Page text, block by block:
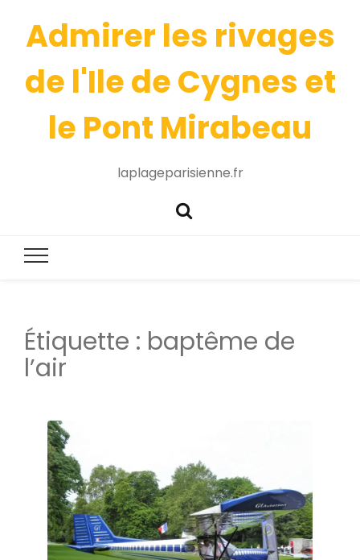
Admirer les rivages
de l'Ile de Cygnes et
le Pont Mirabeau
laplageparisienne.fr
Étiquette : baptême de
l’air